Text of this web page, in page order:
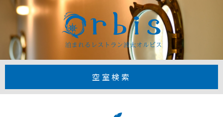
【公式】1日3
空室検索